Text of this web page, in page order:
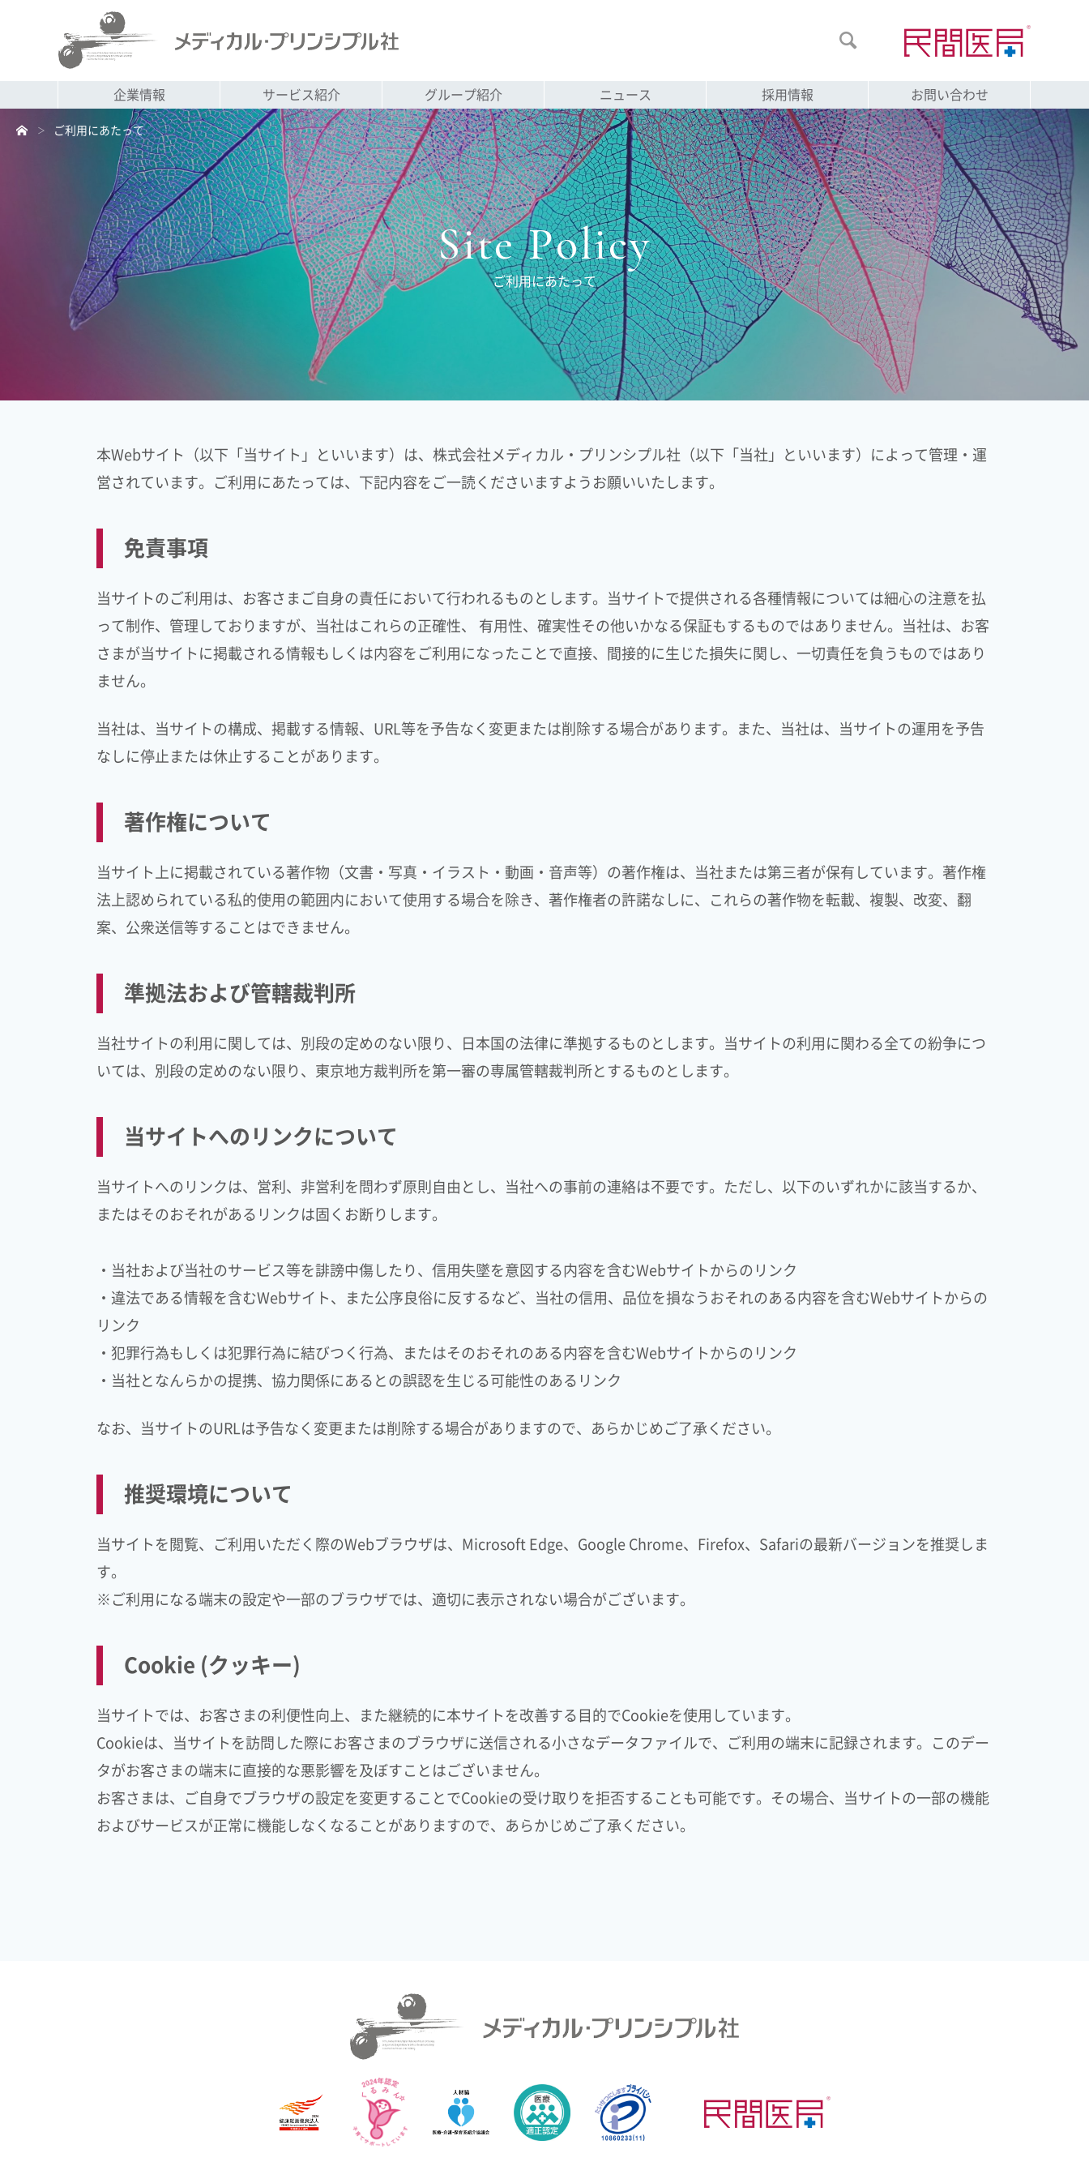

企業情報 サービス紹介 グループ紹介 ニュース 採用情報 お問い合わせ
Site Policy
ご利用にあたって
＞ ご利用にあたって
本Webサイト（以下「当サイト」といいます）は、株式会社メディカル・プリンシプル社（以下「当社」といいます）によって管理・運
営されています。ご利用にあたっては、下記内容をご一読くださいますようお願いいたします。
免責事項
当サイトのご利用は、お客さまご自身の責任において行われるものとします。当サイトで提供される各種情報については細心の注意を払
って制作、管理しておりますが、当社はこれらの正確性、 有用性、確実性その他いかなる保証もするものではありません。当社は、お客
さまが当サイトに掲載される情報もしくは内容をご利用になったことで直接、間接的に生じた損失に関し、一切責任を負うものではあり
ません。
当社は、当サイトの構成、掲載する情報、URL等を予告なく変更または削除する場合があります。また、当社は、当サイトの運用を予告
なしに停止または休止することがあります。
著作権について
当サイト上に掲載されている著作物（文書・写真・イラスト・動画・音声等）の著作権は、当社または第三者が保有しています。著作権
法上認められている私的使用の範囲内において使用する場合を除き、著作権者の許諾なしに、これらの著作物を転載、複製、改変、翻
案、公衆送信等することはできません。
準拠法および管轄裁判所
当社サイトの利用に関しては、別段の定めのない限り、日本国の法律に準拠するものとします。当サイトの利用に関わる全ての紛争につ
いては、別段の定めのない限り、東京地方裁判所を第一審の専属管轄裁判所とするものとします。
当サイトへのリンクについて
当サイトへのリンクは、営利、非営利を問わず原則自由とし、当社への事前の連絡は不要です。ただし、以下のいずれかに該当するか、
またはそのおそれがあるリンクは固くお断りします。
・当社および当社のサービス等を誹謗中傷したり、信用失墜を意図する内容を含むWebサイトからのリンク
・違法である情報を含むWebサイト、また公序良俗に反するなど、当社の信用、品位を損なうおそれのある内容を含むWebサイトからの
リンク
・犯罪行為もしくは犯罪行為に結びつく行為、またはそのおそれのある内容を含むWebサイトからのリンク
・当社となんらかの提携、協力関係にあるとの誤認を生じる可能性のあるリンク
なお、当サイトのURLは予告なく変更または削除する場合がありますので、あらかじめご了承ください。
推奨環境について
当サイトを閲覧、ご利用いただく際のWebブラウザは、Microsoft Edge、Google Chrome、Firefox、Safariの最新バージョンを推奨しま
す。
※ご利用になる端末の設定や一部のブラウザでは、適切に表示されない場合がございます。
Cookie (クッキー)
当サイトでは、お客さまの利便性向上、また継続的に本サイトを改善する目的でCookieを使用しています。
Cookieは、当サイトを訪問した際にお客さまのブラウザに送信される小さなデータファイルで、ご利用の端末に記録されます。このデー
タがお客さまの端末に直接的な悪影響を及ぼすことはございません。
お客さまは、ご自身でブラウザの設定を変更することでCookieの受け取りを拒否することも可能です。その場合、当サイトの一部の機能
およびサービスが正常に機能しなくなることがありますので、あらかじめご了承ください。